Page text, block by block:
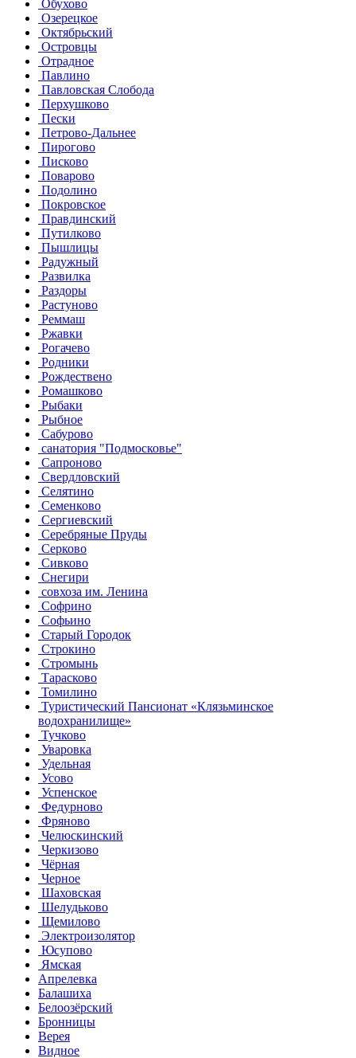
Обухово
Озерецкое
Октябрьский
Островцы
Отрадное
Павлино
Павловская Слобода
Перхушково
Пески
Петрово-Дальнее
Пирогово
Писково
Поварово
Подолино
Покровское
Правдинский
Путилково
Пышлицы
Радужный
Развилка
Раздоры
Растуново
Реммаш
Ржавки
Рогачево
Родники
Рождествено
Ромашково
Рыбаки
Рыбное
Сабурово
санатория "Подмосковье"
Сапроново
Свердловский
Селятино
Семенково
Сергиевский
Серебряные Пруды
Серково
Сивково
Снегири
совхоза им. Ленина
Софрино
Софьино
Старый Городок
Строкино
Стромынь
Тарасково
Томилино
Туристический Пансионат «Клязьминское
водохранилище»
Тучково
Уваровка
Удельная
Усово
Успенское
Федурново
Фряново
Челюскинский
Черкизово
Чёрная
Черное
Шаховская
Шелудьково
Щемилово
Электроизолятор
Юсупово
Ямская
Апрелевка
Балашиха
Белоозёрский
Бронницы
Верея
Видное